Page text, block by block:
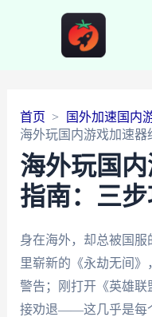
首页
国外加速国内
海外玩国内游戏加速
海外玩国
指南：三
身在海外，却总被国服
里崭新的《永劫无间
警告；刚打开《英雄联
接劝退——这几乎是每